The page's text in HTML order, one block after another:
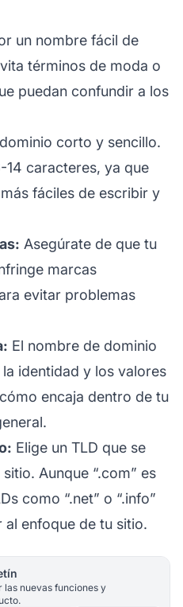
un nombre fácil de
términos de moda o
puedan confundir a los
corto y sencillo.
14 caracteres, ya que
fáciles de escribir y
Asegúrate de que tu
marcas
evitar problemas
El nombre de dominio
identidad y los valores
encaja dentro de tu
Elige un TLD que se
Aunque “.com” es
como “.net” o “.info”
enfoque de tu sitio.
las nuevas funciones y